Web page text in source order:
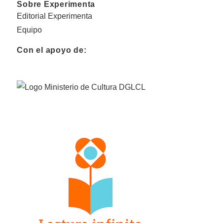
Sobre Experimenta
Editorial Experimenta
Equipo
Con el apoyo de: